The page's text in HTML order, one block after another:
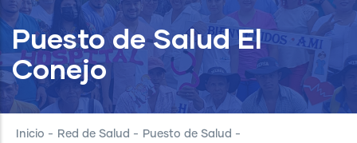
Puesto de Salud El
Conejo
Inicio - Red de Salud - Puesto de Salud -